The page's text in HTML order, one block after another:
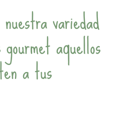
variedad
aquellos
a tus